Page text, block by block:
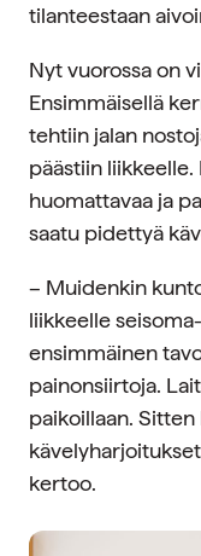
tilanteestaan
Nyt vuorossa on
Ensimmäisellä
tehtiin jalan
päästiin
huomattavaa ja
saatu pidettyä
– Muidenkin
liikkeelle
ensimmäinen
painonsiirtoja.
paikoillaan.
kertoo.